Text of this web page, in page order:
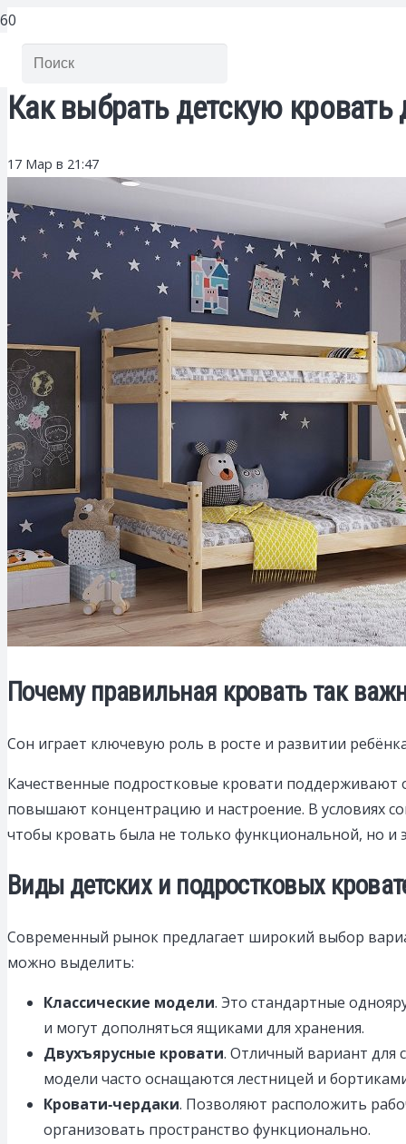
Как выбрать детскую
17 Мар в 21:47
Почему правильная кровать так
Сон играет ключевую роль в росте и развитии
Качественные подростковые кровати
повышают концентрацию и настроение. В условиях
чтобы кровать была не только функциональной, но и
Виды детских и подростковых
Современный рынок предлагает широкий выбор
можно выделить:
Классические модели. Это стандартные
и могут дополняться ящиками для хранения.
Двухъярусные кровати. Отличный вариант для
модели часто оснащаются лестницей и
Кровати‑чердаки. Позволяют расположить
организовать пространство функционально.